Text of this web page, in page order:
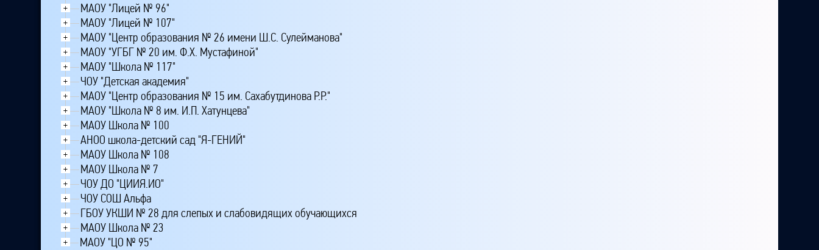
+ МАОУ "Лицей № 96"
+ МАОУ "Лицей № 107"
+ МАОУ "Центр образования № 26 имени Ш.С. Сулейманова"
+ МАОУ "УГБГ № 20 им. Ф.Х. Мустафиной"
+ МАОУ "Школа № 117"
+ ЧОУ "Детская академия"
+ МАОУ "Центр образования № 15 им. Сахабутдинова Р.Р."
+ МАОУ "Школа № 8 им. И.П. Хатунцева"
+ МАОУ Школа № 100
+ АНОО школа-детский сад "Я-ГЕНИЙ"
+ МАОУ Школа № 108
+ МАОУ Школа № 7
+ ЧОУ ДО "ЦИИЯ.ИО"
+ ЧОУ СОШ Альфа
+ ГБОУ УКШИ № 28 для слепых и слабовидящих обучающихся
+ МАОУ Школа № 23
+ МАОУ "ЦО № 95"